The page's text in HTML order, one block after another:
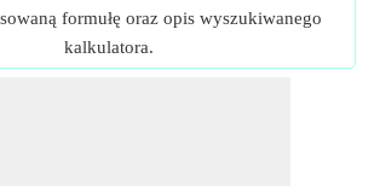
formułę oraz opis wyszukiwanego
kalkulatora.